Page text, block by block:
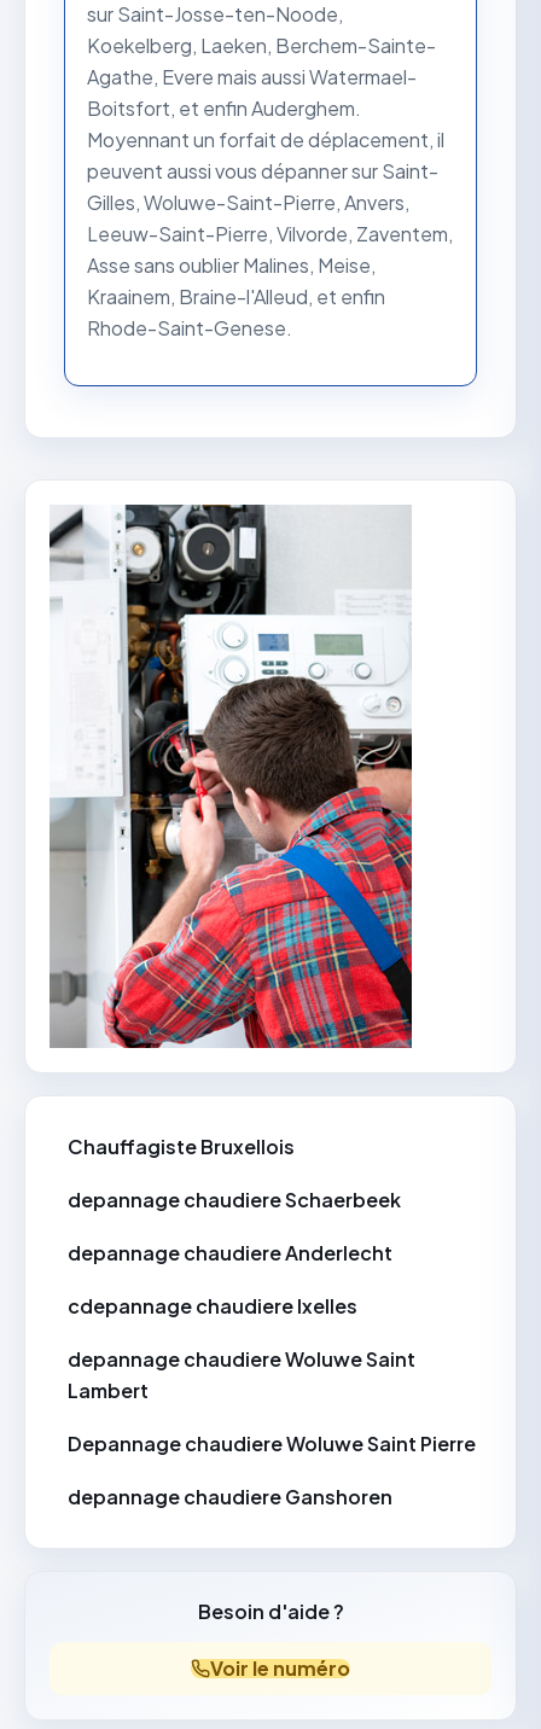
sur Saint-Josse-ten-Noode,
Koekelberg, Laeken, Berchem-Sainte-
Agathe, Evere mais aussi Watermael-
Boitsfort, et enfin Auderghem.
Moyennant un forfait de déplacement, il
peuvent aussi vous dépanner sur Saint-
Gilles, Woluwe-Saint-Pierre, Anvers,
Leeuw-Saint-Pierre, Vilvorde, Zaventem,
Asse sans oublier Malines, Meise,
Kraainem, Braine-l'Alleud, et enfin
Rhode-Saint-Genese.
Chauffagiste Bruxellois
depannage chaudiere Schaerbeek
depannage chaudiere Anderlecht
cdepannage chaudiere Ixelles
depannage chaudiere Woluwe Saint
Lambert
Depannage chaudiere Woluwe Saint Pierre
depannage chaudiere Ganshoren
Besoin d'aide ?
Voir le numéro